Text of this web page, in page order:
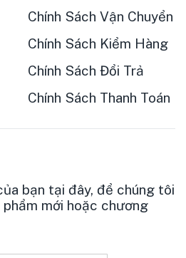
Chính Sách Vận Chuyển
Chính Sách Kiểm Hàng
Chính Sách Đổi Trả
Chính Sách Thanh Toán
bạn tại đây, để chúng tôi
mới hoặc chương